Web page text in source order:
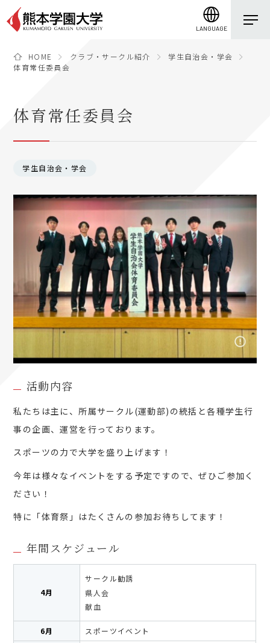
LANGUAGE
HOME クラブ・サークル紹介
学生自治会・学会
体育常任委員会
体育常任委員会
学生自治会・学会
活動内容
私たちは主に、所属サークル(運動部)の統括と各種学生行
事の企画、運営を行っております。
スポーツの力で大学を盛り上げます！
今年は様々なイベントをする予定ですので、ぜひご参加く
ださい！
特に「体育祭」はたくさんの参加お待ちしてます！
年間スケジュール
4月
サークル勧誘
県人会
献血
6月
スポーツイベント